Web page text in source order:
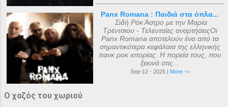
Panx Romana : Παιδιά στα όπλα...
Σιδή Ρόκ Άστρο με την Μαρία
Τρέντσιου - Τελευταίες αναρτήσειςΟι
Panx Romana αποτελούν ένα από τα
σημαντικότερα κεφάλαια της ελληνικής
πανκ ροκ ιστορίας. Η πορεία τους, που
ξεκινά στις...
Sep-12 - 2025 | More ->
Ο χαζός του χωριού